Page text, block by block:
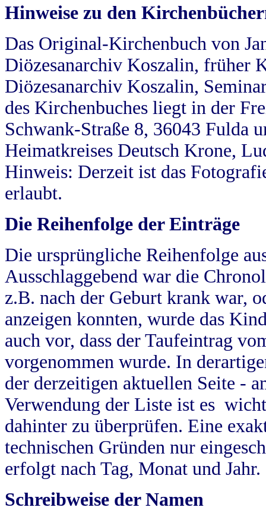
Hinweise zu den
Das Original-Kirchenbuch von
Diözesanarchiv Koszalin, früher
Diözesanarchiv Koszalin,
des Kirchenbuches liegt in der
Schwank-Straße 8, 36043 Fulda
Heimatkreises Deutsch Krone,
Hinweis: Derzeit ist das
erlaubt.
Die Reihenfolge der Einträge
Die ursprüngliche Reihenfolge
Ausschlaggebend war die
z.B. nach der Geburt krank war,
anzeigen konnten, wurde das
auch vor, dass der Taufeintrag
vorgenommen wurde. In
der derzeitigen aktuellen Seite -
Verwendung der Liste ist es
dahinter zu überprüfen. Eine
technischen Gründen nur
erfolgt nach Tag, Monat und Jahr.
Schreibweise der Namen